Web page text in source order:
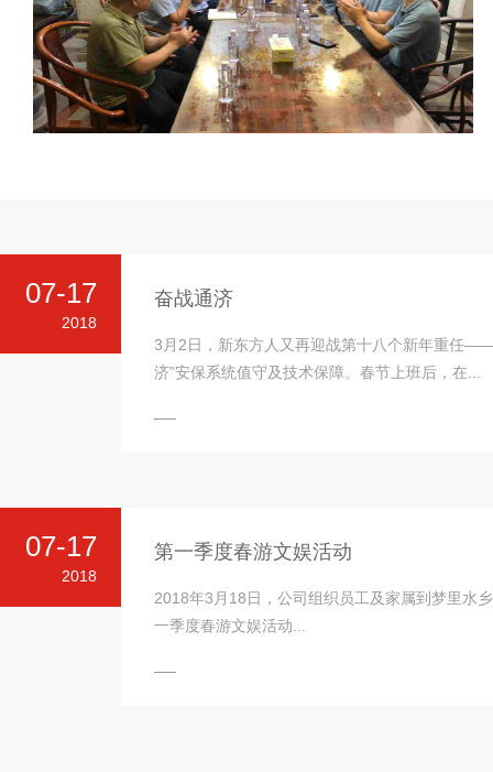
07-17
2018
奋战通济
3月2日，新东方人又再迎战第十八个新年重任
济”安保系统值守及技术保障。春节上班后，在...
07-17
2018
第一季度春游文娱活动
2018年3月18日，公司组织员工及家属到梦里水
一季度春游文娱活动...